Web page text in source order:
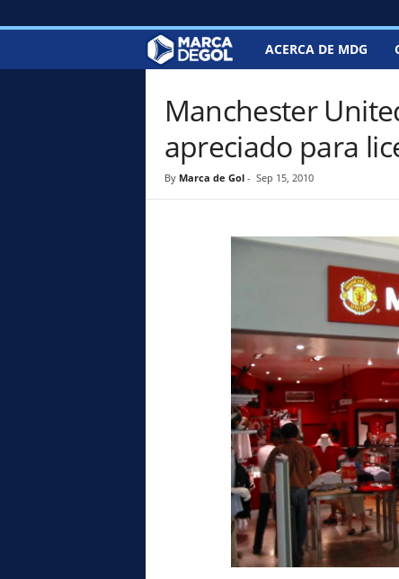
o
l
ACERCA DE MDG
Manchester
apreciado para
By Marca de Gol- Sep 15, 2010